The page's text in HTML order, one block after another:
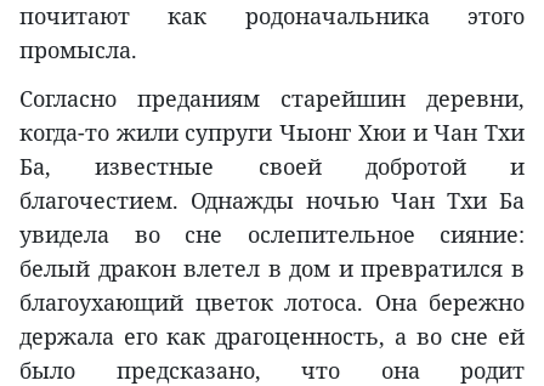
почитают как родоначальника этого
промысла.
Согласно преданиям старейшин деревни,
когда-то жили супруги Чыонг Хюи и Чан Тхи
Ба, известные своей добротой и
благочестием. Однажды ночью Чан Тхи Ба
увидела во сне ослепительное сияние:
белый дракон влетел в дом и превратился в
благоухающий цветок лотоса. Она бережно
держала его как драгоценность, а во сне ей
было предсказано, что она родит